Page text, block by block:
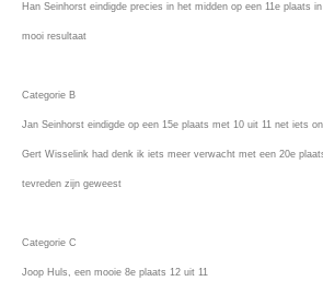
Han Seinhorst eindigde precies in het midden op een 11e plaats
mooi resultaat
Categorie B
Jan Seinhorst eindigde op een 15e plaats met 10 uit 11 net iets
Gert Wisselink had denk ik iets meer verwacht met een 20e
tevreden zijn geweest
Categorie C
Joop Huls, een mooie 8e plaats 12 uit 11